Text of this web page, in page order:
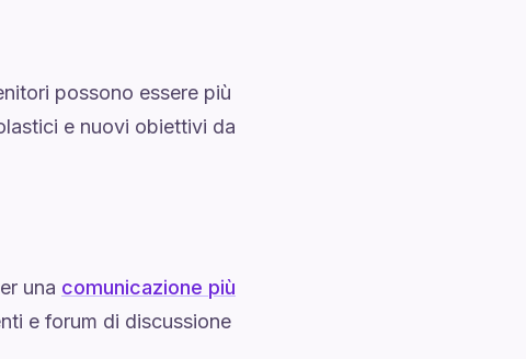
possono essere più
e nuovi obiettivi da
una comunicazione più
e forum di discussione